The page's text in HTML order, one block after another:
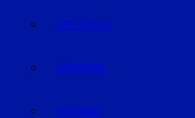
LIFE-STYLE
KARRIERE
TECHNIK